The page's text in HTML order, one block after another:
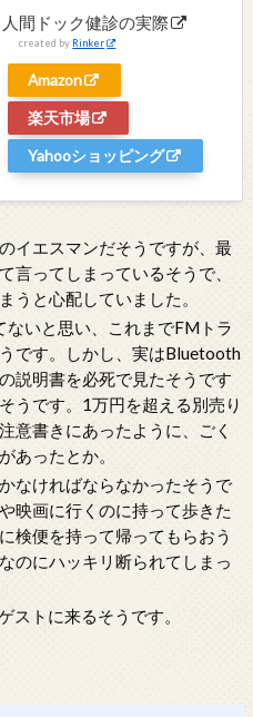
人間ドック健診の実際
created by Rinker
Amazon
楽天市場
Yahooショッピング
イエスマンだそうですが、最
言ってしまっているそうで、
うと心配していました。
いと思い、これまでFMトラ
です。しかし、実はBluetooth
説明書を必死で見たそうです
うです。1万円を超える別売り
意書きにあったように、ごく
あったとか。
なければならなかったそうで
映画に行くのに持って歩きた
検便を持って帰ってもらおう
のにハッキリ断られてしまっ
ストに来るそうです。